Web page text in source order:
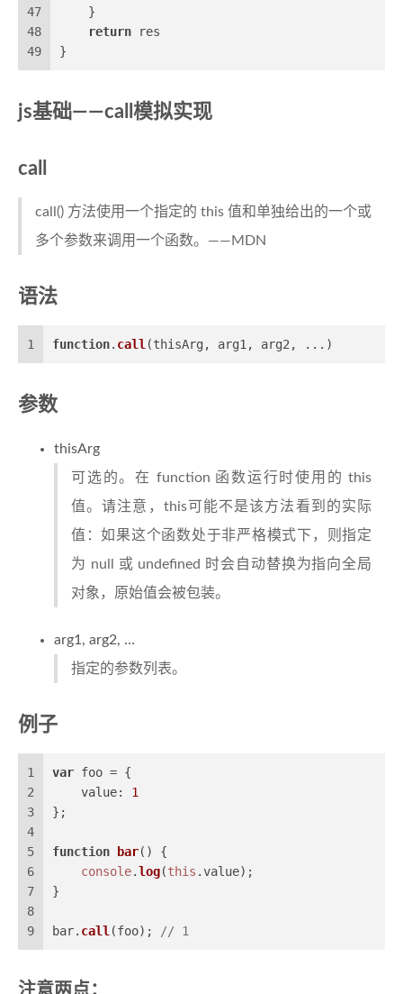
47
48
49
    }
return res
}
js基础——call模拟实现
call
call() 方法使用一个指定的 this 值和单独给出的一个或
多个参数来调用一个函数。——MDN
语法
1 function. call (thisArg, arg1, arg2, ...)
参数
thisArg
可选的。在 function 函数运行时使用的 this
值。请注意，this可能不是该方法看到的实际
值：如果这个函数处于非严格模式下，则指定
为 null 或 undefined 时会自动替换为指向全局
对象，原始值会被包装。
arg1, arg2, …
指定的参数列表。
例子
1
2
3
4
5
6
7
8
9
var foo = {
value: 1
};
function bar( ) {
console.log(this .value);
}
bar. call (foo); // 1
注意两点：